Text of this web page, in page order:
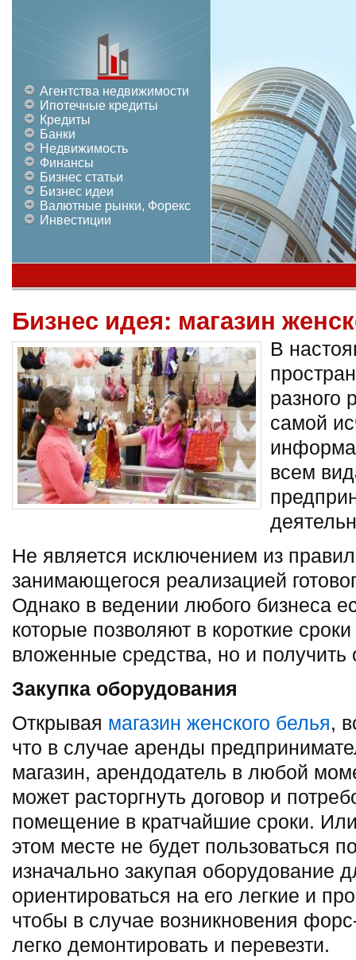
Агентства недвижимости
Ипотечные кредиты
Кредиты
Банки
Недвижимость
Финансы
Бизнес статьи
Бизнес идеи
Валютные рынки, Форекс
Инвестиции
Бизнес идея: магазин
В
разного
самой
всем
Не является исключением из
занимающегося реализацией
Однако в ведении любого бизнеса
которые позволяют в короткие
вложенные средства, но и
Закупка оборудования
Открывая магазин женского белья,
что в случае аренды
магазин, арендодатель в любой
может расторгнуть договор и
помещение в кратчайшие сроки.
этом месте не будет пользоваться
изначально закупая оборудование
ориентироваться на его легкие и
чтобы в случае возникновения
легко демонтировать и перевезти.